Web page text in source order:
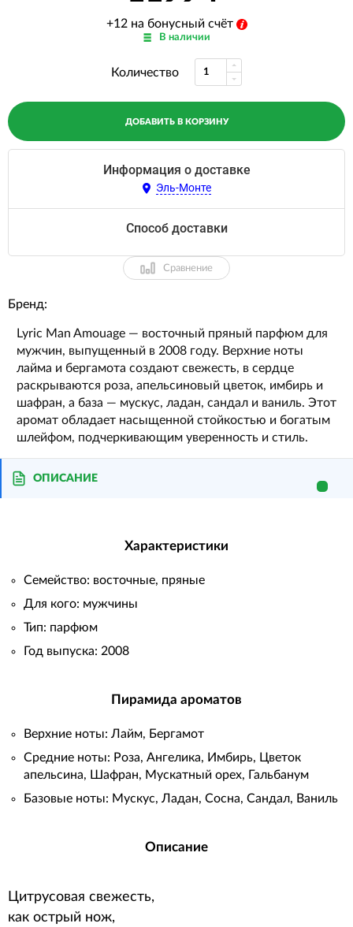
+12 на бонусный счёт
В наличии
Количество
ДОБАВИТЬ В КОРЗИНУ
Информация о доставке
Эль-Монте
Способ доставки
Сравнение
Бренд:
Lyric Man Amouage — восточный пряный парфюм для
мужчин, выпущенный в 2008 году. Верхние ноты
лайма и бергамота создают свежесть, в сердце
раскрываются роза, апельсиновый цветок, имбирь и
шафран, а база — мускус, ладан, сандал и ваниль. Этот
аромат обладает насыщенной стойкостью и богатым
шлейфом, подчеркивающим уверенность и стиль.
ОПИСАНИЕ
Характеристики
Семейство: восточные, пряные
Для кого: мужчины
Тип: парфюм
Год выпуска: 2008
Пирамида ароматов
Верхние ноты: Лайм, Бергамот
Средние ноты: Роза, Ангелика, Имбирь, Цветок
апельсина, Шафран, Мускатный орех, Гальбанум
Базовые ноты: Мускус, Ладан, Сосна, Сандал, Ваниль
Описание
Цитрусовая свежесть,
как острый нож,